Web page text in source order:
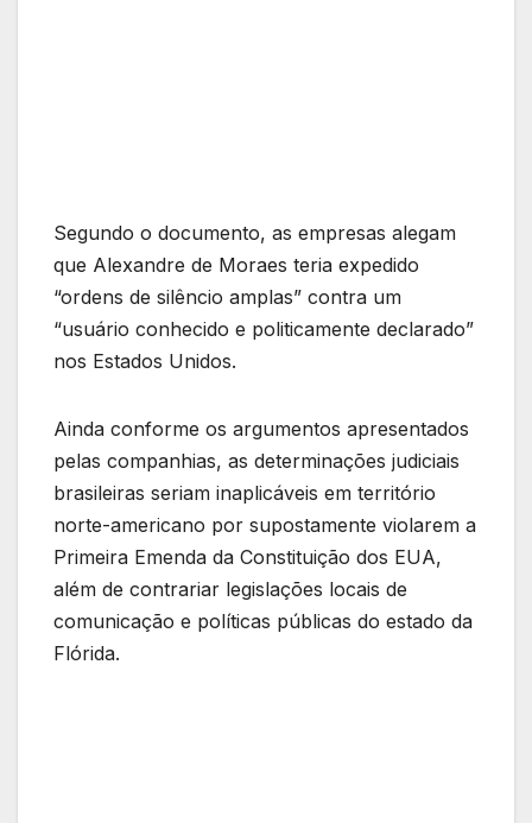
Segundo o documento, as empresas alegam
que Alexandre de Moraes teria expedido
“ordens de silêncio amplas” contra um
“usuário conhecido e politicamente declarado”
nos Estados Unidos.
Ainda conforme os argumentos apresentados
pelas companhias, as determinações judiciais
brasileiras seriam inaplicáveis em território
norte-americano por supostamente violarem a
Primeira Emenda da Constituição dos EUA,
além de contrariar legislações locais de
comunicação e políticas públicas do estado da
Flórida.